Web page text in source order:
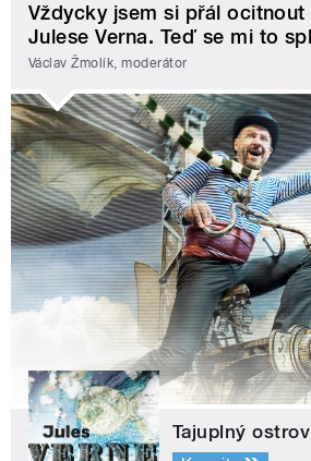
Vždycky jsem si přál ocitnout
Julese Verna. Teď se mi to
Václav Žmolík, moderátor
Tajuplný ostrov